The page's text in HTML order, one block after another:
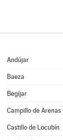
Andújar
Baeza
Begíjar
Campillo de Arenas
Castillo de Locubín